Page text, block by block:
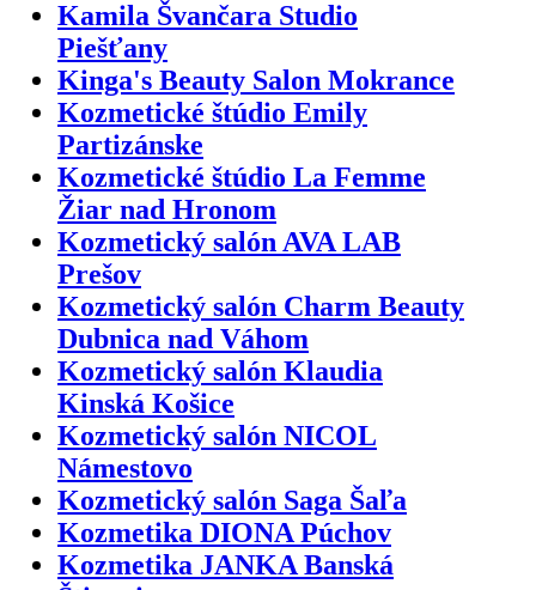
Kamila Švančara Studio
Piešťany
Kinga's Beauty Salon Mokrance
Kozmetické štúdio Emily
Partizánske
Kozmetické štúdio La Femme
Žiar nad Hronom
Kozmetický salón AVA LAB
Prešov
Kozmetický salón Charm Beauty
Dubnica nad Váhom
Kozmetický salón Klaudia
Kinská Košice
Kozmetický salón NICOL
Námestovo
Kozmetický salón Saga Šaľa
Kozmetika DIONA Púchov
Kozmetika JANKA Banská